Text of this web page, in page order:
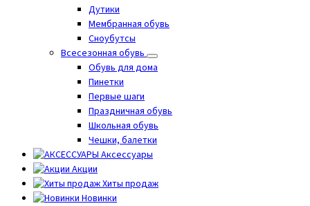
Дутики
Мембранная обувь
Сноубутсы
Всесезонная обувь
Обувь для дома
Пинетки
Первые шаги
Праздничная обувь
Школьная обувь
Чешки, балетки
Аксессуары
Акции
Хиты продаж
Новинки